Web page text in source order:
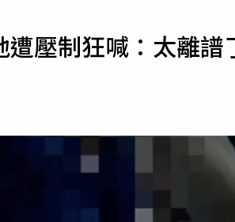
運勢
壓制狂喊：太離譜